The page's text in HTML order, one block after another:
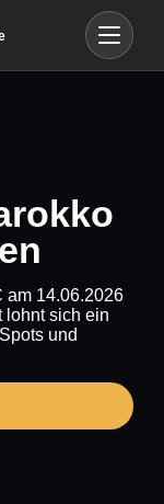
Menü
am 14.06.2026
lohnt sich ein
und